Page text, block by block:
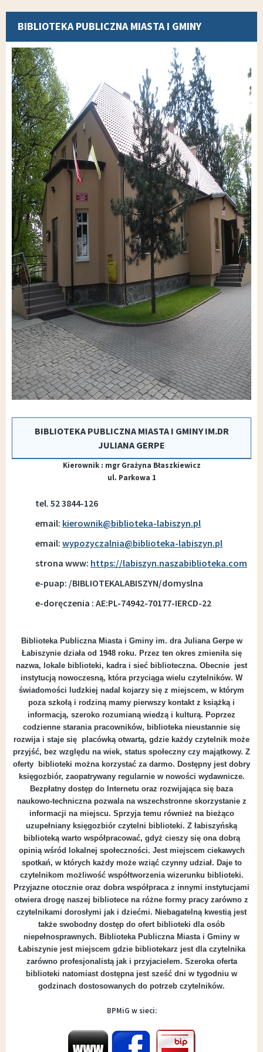
BIBLIOTEKA PUBLICZNA MIASTA I GMINY
BIBLIOTEKA PUBLICZNA MIASTA I GMINY IM.DR
JULIANA GERPE
Kierownik : mgr Grażyna Błaszkiewicz
ul. Parkowa 1
tel. 52 3844-126
email: kierownik@biblioteka-labiszyn.pl
email: wypozyczalnia@biblioteka-labiszyn.pl
strona www: https://labiszyn.naszabiblioteka.com
e-puap: /BIBLIOTEKALABISZYN/domyslna
e-doręczenia : AE:PL-74942-70177-IERCD-22
Biblioteka Publiczna Miasta i Gminy im. dra Juliana Gerpe w
Łabiszynie działa od 1948 roku. Przez ten okres zmieniła się
nazwa, lokale biblioteki, kadra i sieć biblioteczna. Obecnie jest
instytucją nowoczesną, która przyciąga wielu czytelników. W
świadomości ludzkiej nadal kojarzy się z miejscem, w którym
poza szkołą i rodziną mamy pierwszy kontakt z książką i
informacją, szeroko rozumianą wiedzą i kulturą. Poprzez
codzienne starania pracowników, biblioteka nieustannie się
rozwija i staje się placówką otwartą, gdzie każdy czytelnik może
przyjść, bez względu na wiek, status społeczny czy majątkowy. Z
oferty biblioteki można korzystać za darmo. Dostępny jest dobry
księgozbiór, zaopatrywany regularnie w nowości wydawnicze.
Bezpłatny dostęp do Internetu oraz rozwijająca się baza
naukowo-techniczna pozwala na wszechstronne skorzystanie z
informacji na miejscu. Sprzyja temu również na bieżąco
uzupełniany księgozbiór czytelni biblioteki. Z łabiszyńską
biblioteką warto współpracować, gdyż cieszy się ona dobrą
opinią wśród lokalnej społeczności. Jest miejscem ciekawych
spotkań, w których każdy może wziąć czynny udział. Daje to
czytelnikom możliwość współtworzenia wizerunku biblioteki.
Przyjazne otocznie oraz dobra współpraca z innymi instytucjami
otwiera drogę naszej bibliotece na różne formy pracy zarówno z
czytelnikami dorosłymi jak i dziećmi. Niebagatelną kwestią jest
także swobodny dostęp do ofert biblioteki dla osób
niepełnosprawnych. Biblioteka Publiczna Miasta i Gminy w
Łabiszynie jest miejscem gdzie bibliotekarz jest dla czytelnika
zarówno profesjonalistą jak i przyjacielem. Szeroka oferta
biblioteki natomiast dostępna jest sześć dni w tygodniu w
godzinach dostosowanych do potrzeb czytelników.
BPMiG w sieci: